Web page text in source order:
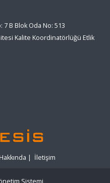
7 B Blok Oda No: 513
Kalite Koordinatörlüğü Etlik
| İletişim
Sistemi